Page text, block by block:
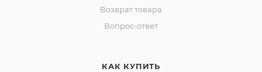
Возврат товара
Вопрос-ответ
КАК КУПИТЬ